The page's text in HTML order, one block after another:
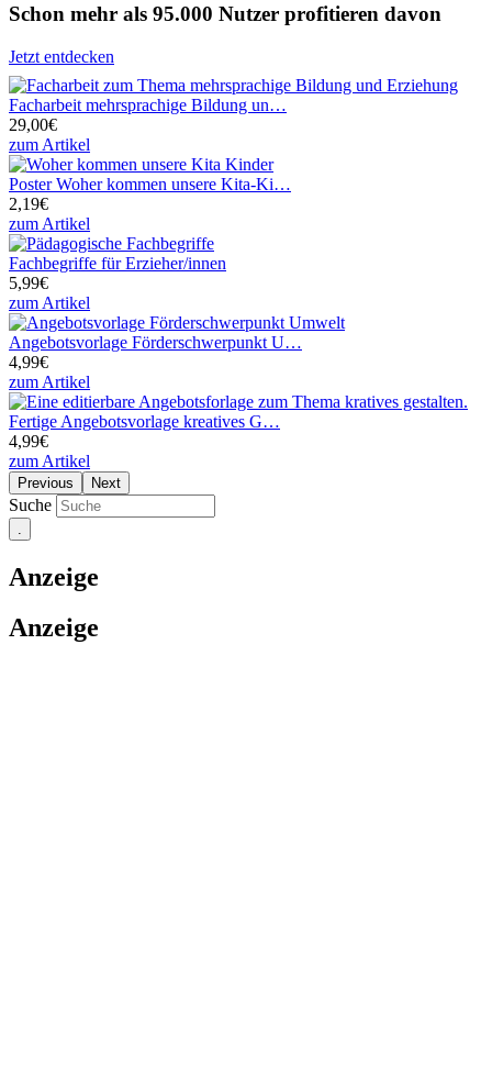
Schon mehr als 95.000 Nutzer profitieren davon
Jetzt entdecken
Facharbeit mehrsprachige Bildung un…
29,00€
zum Artikel
Poster Woher kommen unsere Kita-Ki…
2,19€
zum Artikel
Fachbegriffe für Erzieher/innen
5,99€
zum Artikel
Angebotsvorlage Förderschwerpunkt U…
4,99€
zum Artikel
Fertige Angebotsvorlage kreatives G…
4,99€
zum Artikel
Previous Next
Suche
Anzeige
Anzeige